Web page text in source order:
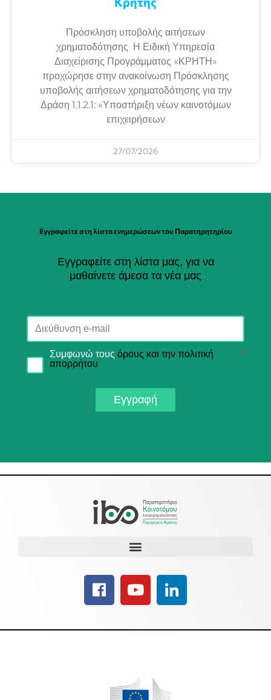
Πρόσκληση υποβολής αιτήσεων
χρηματοδότησης Η Ειδική Υπηρεσία
Διαχείρισης Προγράμματος «ΚΡΗΤΗ»
προχώρησε στην ανακοίνωση Πρόσκλησης
υποβολής αιτήσεων χρηματοδότησης για την
Δράση 1.1.2.1: «Υποστήριξη νέων καινοτόμων
επιχειρήσεων
27/07/2026
Εγγραφείτε στη λίστα ενημερώσεων του Παρατηρητηρίου
Εγγραφείτε στη λίστα μας, για να
μαθαίνετε άμεσα τα νέα μας
Συμφωνώ τους όρους και την πολιτική
απορρήτου
*
Εγγραφή